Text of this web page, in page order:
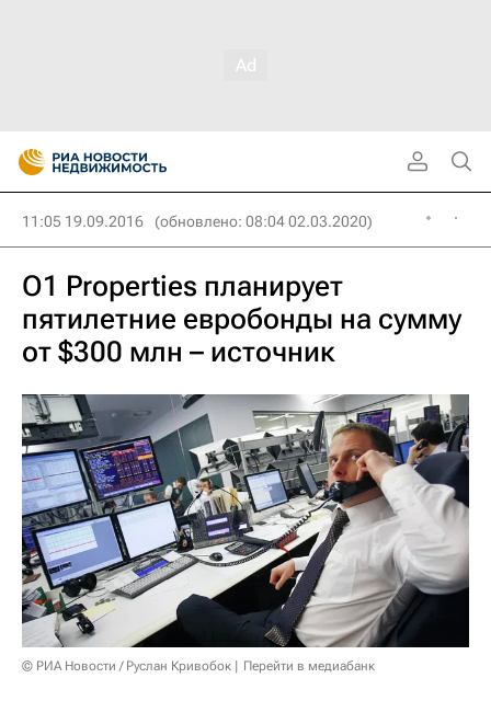
11:05 19.09.2016 (обновлено: 08:04 02.03.2020)
O1 Properties планирует
пятилетние евробонды на сумму
от $300 млн – источник
© РИА Новости / Руслан Кривобок Перейти в медиабанк